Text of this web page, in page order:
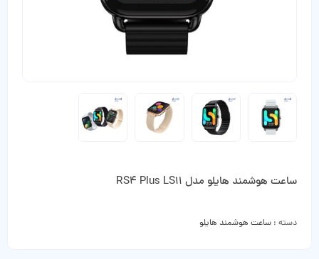
ساعت هوشمند هایلو مدل RS4 Plus LS11
دسته : ساعت هوشمند هایلو